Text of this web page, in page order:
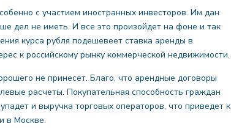
с участием иностранных инвесторов. Им дан
дел не иметь. И все это произойдет на фоне и так
курса рубля подешевеет ставка аренды в
к российскому рынку коммерческой недвижимости.
не принесет. Благо, что арендные договоры
расчеты. Покупательная способность граждан
и выручка торговых операторов, что приведет к
в Москве.